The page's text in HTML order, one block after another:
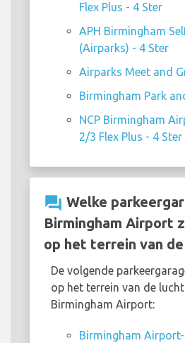
Flex Plus - 4 Ster
APH Birmingham
(Airparks) - 4 Ster
Airparks Meet and
Birmingham Park
NCP Birmingham
2/3 Flex Plus - 4 Ster
question_answer Welke
Birmingham Airport
op het terrein van
De volgende
op het terrein van de
Birmingham Airport:
Birmingham